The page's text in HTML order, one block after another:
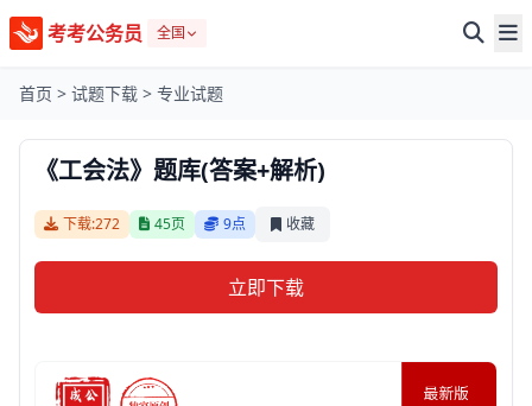
考考公务员 全国
首页 > 试题下载 > 专业试题
《工会法》题库(答案+解析)
下载:272 45页 9点 收藏
立即下载